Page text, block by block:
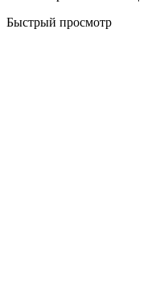
Быстрый просмотр